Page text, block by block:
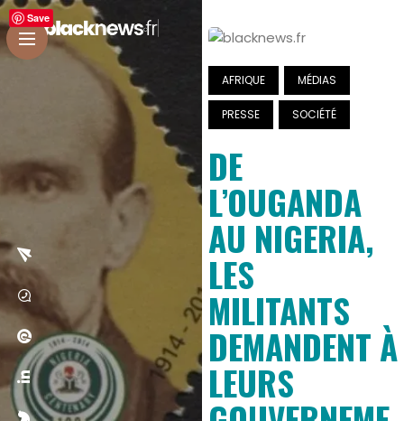
AFRIQUE MÉDIAS
PRESSE SOCIÉTÉ
DE
L’OUGANDA
AU NIGERIA,
LES
MILITANTS
DEMANDENT À
LEURS
Save